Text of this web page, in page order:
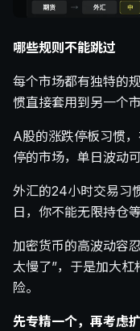
哪些规则不能跳过
每个市场都有独特的
惯直接套用到另一个市
A股的涨跌停板习惯
停的市场，单日波动
外汇的24小时交易习
日，你不能无限持仓等
加密货币的高波动容
太慢了”，于是加大
险。
先专精一个，再考虑